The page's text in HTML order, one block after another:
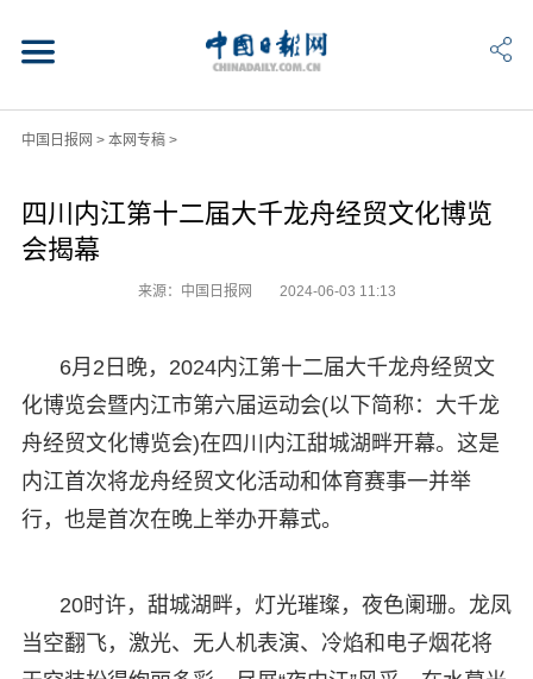
中国日报网 > 本网专稿>
四川内江第十二届大千龙舟经贸文化博览
会揭幕
来源：中国日报网 2024-06-03 11:13
6月2日晚，2024内江第十二届大千龙舟经贸文
化博览会暨内江市第六届运动会(以下简称：大千龙
舟经贸文化博览会)在四川内江甜城湖畔开幕。这是
内江首次将龙舟经贸文化活动和体育赛事一并举
行，也是首次在晚上举办开幕式。
20时许，甜城湖畔，灯光璀璨，夜色阑珊。龙凤
当空翻飞，激光、无人机表演、冷焰和电子烟花将